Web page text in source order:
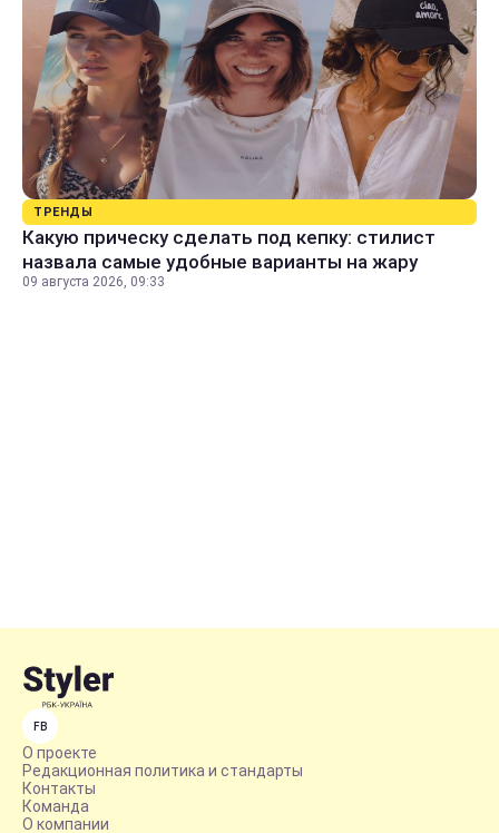
ТРЕНДЫ
Какую прическу сделать под кепку: стилист
назвала самые удобные варианты на жару
09 августа 2026, 09:33
FB
О проекте
Редакционная политика и стандарты
Контакты
Команда
О компании